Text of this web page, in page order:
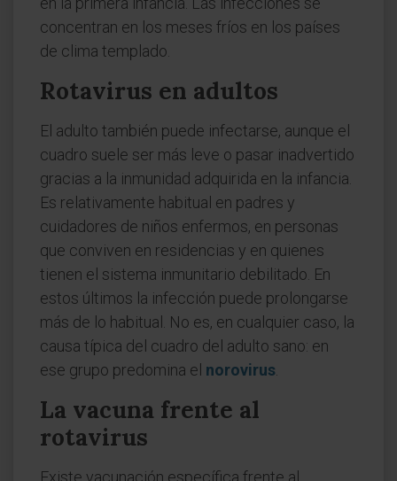
concentran en los meses fríos en los países
de clima templado.
Rotavirus en adultos
El adulto también puede infectarse, aunque el
cuadro suele ser más leve o pasar inadvertido
gracias a la inmunidad adquirida en la infancia.
Es relativamente habitual en padres y
cuidadores de niños enfermos, en personas
que conviven en residencias y en quienes
tienen el sistema inmunitario debilitado. En
estos últimos la infección puede prolongarse
más de lo habitual. No es, en cualquier caso, la
causa típica del cuadro del adulto sano: en
ese grupo predomina el norovirus
La vacuna frente al
rotavirus
Existe vacunación específica frente al